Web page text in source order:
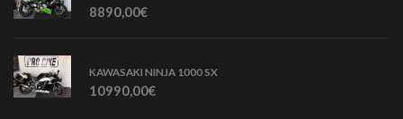
8890,00€
KAWASAKI NINJA 1000 SX
10990,00€